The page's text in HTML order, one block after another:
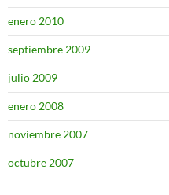
enero 2010
septiembre 2009
julio 2009
enero 2008
noviembre 2007
octubre 2007